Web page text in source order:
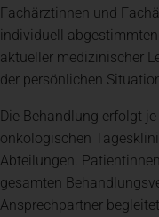
Fachärztinnen und
individuell
aktueller medizinischer
der persönlichen
Die Behandlung erfolgt
onkologischen
Abteilungen.
gesamten
Ansprechpartner